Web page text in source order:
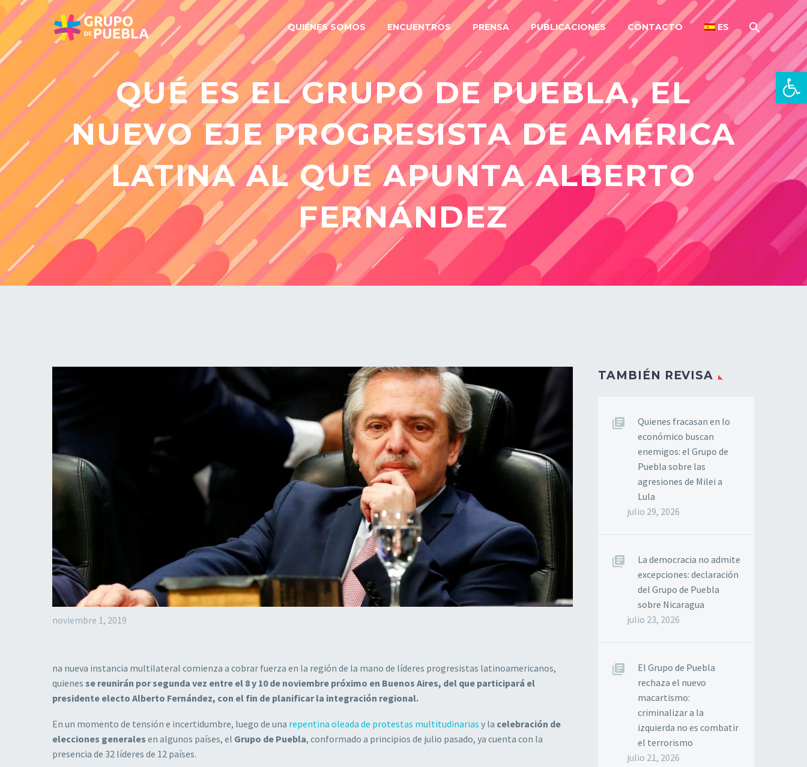
Abrir
QUIÉNES SOMOS ENCUENTROS PRENSA PUBLICACIONES CONTACTO ES
QUÉ ES EL GRUPO DE PUEBLA, EL
NUEVO EJE PROGRESISTA DE AMÉRICA
LATINA AL QUE APUNTA ALBERTO
FERNÁNDEZ
noviembre 1, 2019
na nueva instancia multilateral comienza a cobrar fuerza en la región de la mano de líderes progresistas latinoamericanos,
quienes se reunirán por segunda vez entre el 8 y 10 de noviembre próximo en Buenos Aires, del que participará el
presidente electo Alberto Fernández, con el fin de planificar la integración regional.
En un momento de tensión e incertidumbre, luego de una repentina oleada de protestas multitudinarias y la celebración de
elecciones generales en algunos países, el Grupo de Puebla, conformado a principios de julio pasado, ya cuenta con la
presencia de 32 líderes de 12 países.
TAMBIÉN REVISA
Quienes fracasan en lo
económico buscan
enemigos: el Grupo de
Puebla sobre las
agresiones de Milei a
Lula
julio 29, 2026
La democracia no admite
excepciones: declaración
del Grupo de Puebla
sobre Nicaragua
julio 23, 2026
El Grupo de Puebla
rechaza el nuevo
macartismo:
criminalizar a la
izquierda no es combatir
el terrorismo
julio 21, 2026